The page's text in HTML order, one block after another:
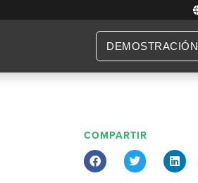
DEMOSTRACIÓN
COMPARTIR